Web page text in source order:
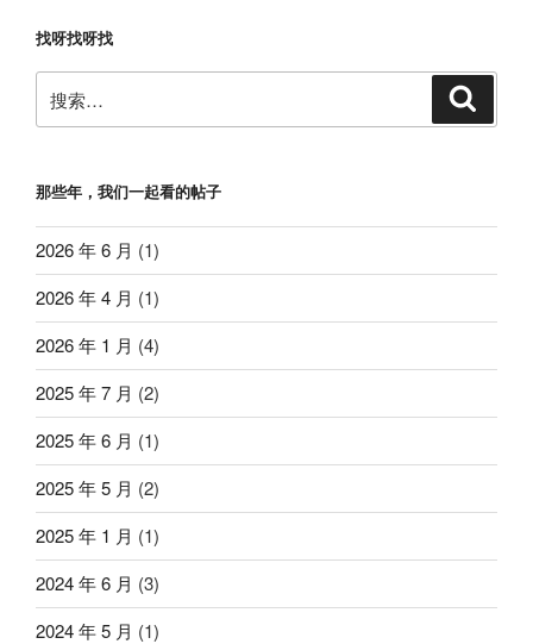
找呀找呀找
索：
那些年，我们一起看的帖子
2026 年 6 月 (1)
2026 年 4 月 (1)
2026 年 1 月 (4)
2025 年 7 月 (2)
2025 年 6 月 (1)
2025 年 5 月 (2)
2025 年 1 月 (1)
2024 年 6 月 (3)
2024 年 5 月 (1)